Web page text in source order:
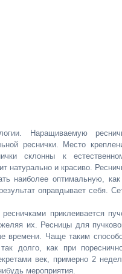
Наращиваемую
реснички. Место
склонны к
натурально и красиво.
наиболее оптимальную,
оправдывает себя.
приклеивается
их. Ресницы для
времени. Чаще таким
долго, как при
век, примерно 2
мероприятия.